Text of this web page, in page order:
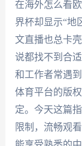
在海外怎么看
界杯却显示“地
文直播也总卡
说都找不到合
和工作者常遇
体育平台的版
定。今天这篇
限制，流畅观